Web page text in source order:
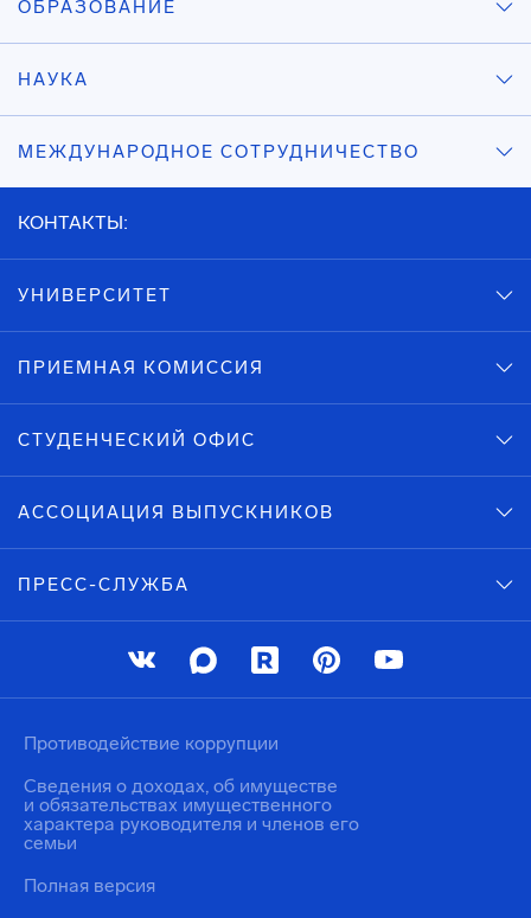
ОБРАЗОВАНИЕ
НАУКА
МЕЖДУНАРОДНОЕ СОТРУДНИЧЕСТВО
КОНТАКТЫ:
УНИВЕРСИТЕТ
ПРИЕМНАЯ КОМИССИЯ
СТУДЕНЧЕСКИЙ ОФИС
АССОЦИАЦИЯ ВЫПУСКНИКОВ
ПРЕСС-СЛУЖБА
Противодействие коррупции
Сведения о доходах, об имуществе
и обязательствах имущественного
характера руководителя и членов его
семьи
Полная версия